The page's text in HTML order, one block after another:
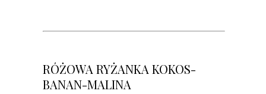
RÓŻOWA RYŻANKA KOKOS-
BANAN-MALINA